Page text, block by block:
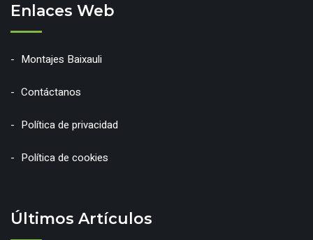
Enlaces Web
Montajes Baixauli
Contáctanos
Política de privacidad
Política de cookies
Últimos Artículos